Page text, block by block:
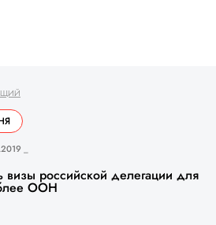
_
российской делегации для
ООН